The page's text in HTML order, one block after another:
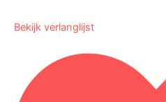
Bekijk verlanglijst